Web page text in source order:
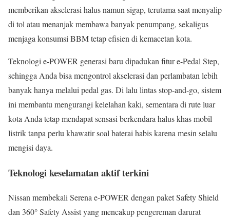
memberikan akselerasi halus namun sigap, terutama saat menyalip
di tol atau menanjak membawa banyak penumpang, sekaligus
menjaga konsumsi BBM tetap efisien di kemacetan kota.
Teknologi e-POWER generasi baru dipadukan fitur e-Pedal Step,
sehingga Anda bisa mengontrol akselerasi dan perlambatan lebih
banyak hanya melalui pedal gas. Di lalu lintas stop-and-go, sistem
ini membantu mengurangi kelelahan kaki, sementara di rute luar
kota Anda tetap mendapat sensasi berkendara halus khas mobil
listrik tanpa perlu khawatir soal baterai habis karena mesin selalu
mengisi daya.
Teknologi keselamatan aktif terkini
Nissan membekali Serena e-POWER dengan paket Safety Shield
dan 360° Safety Assist yang mencakup pengereman darurat